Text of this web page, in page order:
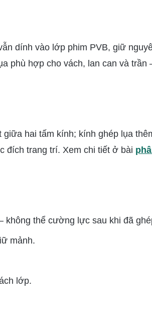
dính vào lớp phim PVB, giữ
phù hợp cho vách, lan can và
hai tấm kính; kính ghép lụa
đích trang trí. Xem chi tiết ở bài
thể cường lực sau khi đã
mảnh.
lớp.